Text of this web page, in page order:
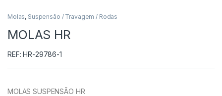
Molas, Suspensão / Travagem / Rodas
MOLAS HR
REF: HR-29786-1
MOLAS SUSPENSÃO HR